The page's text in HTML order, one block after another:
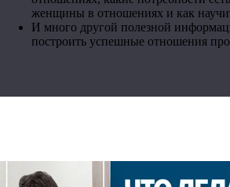
женщины в отношениях и как
И много другой полезной
построить успешные отношения